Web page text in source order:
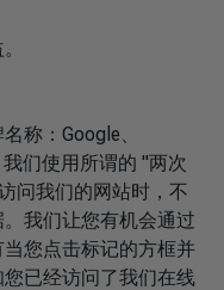
称：Google、
们使用所谓的 "两次
问我们的网站时，不
我们让您有机会通过
您点击标记的方框并
已经访问了我们在线